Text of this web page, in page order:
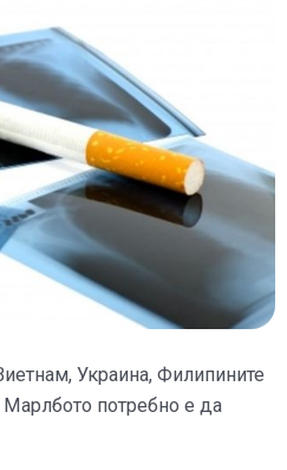
Украина, Филипините
Марлбото потребно е да